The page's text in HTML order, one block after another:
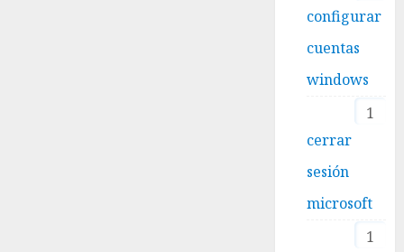
configurar
cuentas
windows
1
cerrar
sesión
microsoft
1